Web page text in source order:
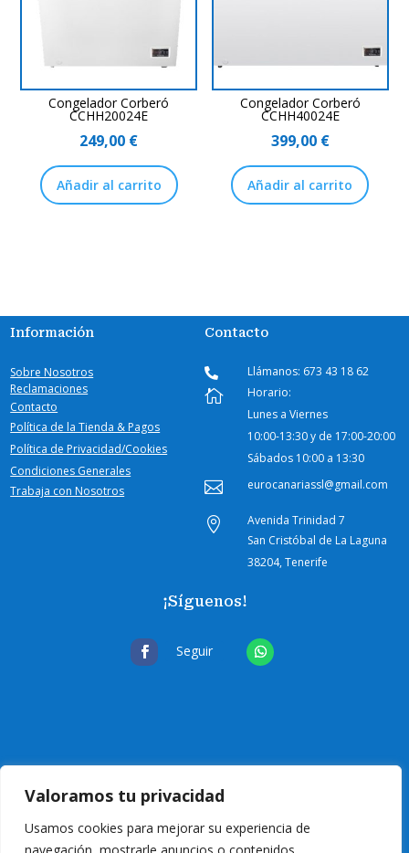
Valoramos tu privacidad
Usamos cookies para mejorar su experiencia de
Congelador Corberó
CCHH20024E
249,00 €
Añadir al carrito
Congelador Corberó
CCHH40024E
399,00 €
Añadir al carrito
Información
Sobre Nosotros
Reclamaciones
Contacto
Política de la Tienda & Pagos
Política de Privacidad/Cookies
Condiciones Generales
Trabaja con Nosotros
Contacto
 Llámanos: 673 43 18 62

Horario:
Lunes a Viernes
10:00-13:30 y de 17:00-20:00
Sábados 10:00 a 13:30
 eurocanariassl@gmail.com

Avenida Trinidad 7
San Cristóbal de La Laguna
38204, Tenerife
¡Síguenos!
Seguir